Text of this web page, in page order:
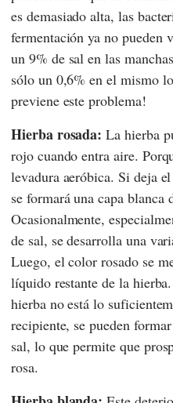
es demasiado alta, las
fermentación ya no pueden
un 9% de sal en las
sólo un 0,6% en el mismo
previene este problema!
Hierba rosada: La hierba
rojo cuando entra aire.
levadura aeróbica. Si deja
se formará una capa
Ocasionalmente,
de sal, se desarrolla una
Luego, el color rosado se
líquido restante de la
hierba no está lo
recipiente, se pueden
sal, lo que permite que
rosa.